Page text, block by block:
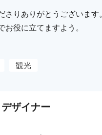
さりありがとうございます。
役に立てますよう。
観光
デザイナー